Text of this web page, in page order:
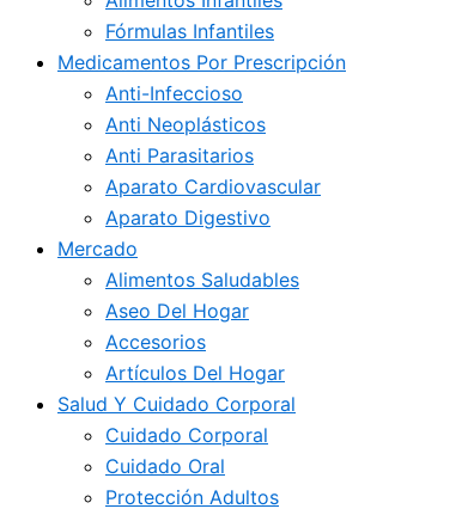
Fórmulas Infantiles
Medicamentos Por Prescripción
Anti-Infeccioso
Anti Neoplásticos
Anti Parasitarios
Aparato Cardiovascular
Aparato Digestivo
Mercado
Alimentos Saludables
Aseo Del Hogar
Accesorios
Artículos Del Hogar
Salud Y Cuidado Corporal
Cuidado Corporal
Cuidado Oral
Protección Adultos